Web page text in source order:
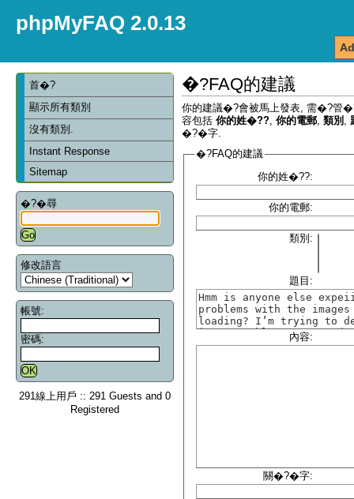
phpMyFAQ 2.0.13
首�?
顯示所有類別
沒有類別.
Instant Response
Sitemap
�?�尋
修改語言
帳號:
密碼:
291線上用戶 :: 291 Guests and 0
Registered
�?FAQ的建議
你的建議�?會被馬上發表, 需�?管
容包括 你的姓�?? 你的電郵 類別
�?�字.
�?FAQ的建議
你的姓�??:
你的電郵:
類別:
題目:
內容:
關�?�字: